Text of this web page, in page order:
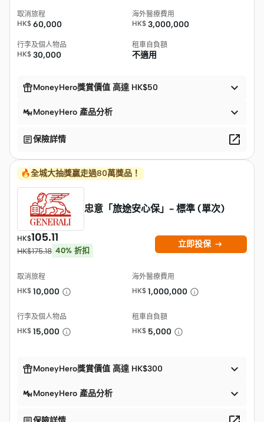
取消旅程
HK$ 60,000
海外醫療費用
HK$ 3,000,000
行李及個人物品
HK$ 30,000
租車自負額
不適用
MoneyHero獎賞價值 高達 HK$50 
MoneyHero 產品分析 
保險詳情 
🔥全城大抽獎贏走過80萬獎品！
忠意「旅途安心保」- 標準 (單次)
HK$105.11
HK$175.18 40% 折扣
立即投保 
取消旅程
HK$ 10,000
海外醫療費用
HK$ 1,000,000
行李及個人物品
HK$ 15,000
租車自負額
HK$ 5,000
MoneyHero獎賞價值 高達 HK$300 
MoneyHero 產品分析 